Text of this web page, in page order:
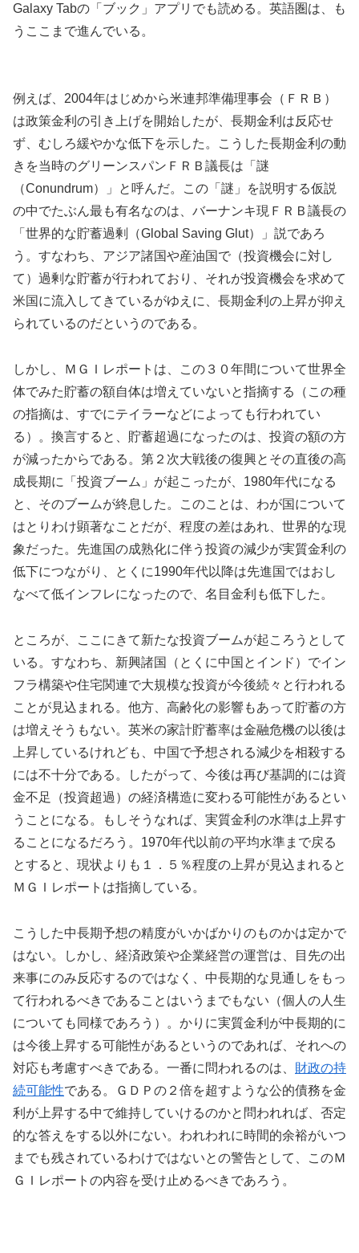
Galaxy Tabの「ブック」アプリでも読める。英語圏は、も
うここまで進んでいる。
例えば、2004年はじめから米連邦準備理事会（ＦＲＢ）
は政策金利の引き上げを開始したが、長期金利は反応せ
ず、むしろ緩やかな低下を示した。こうした長期金利の動
きを当時のグリーンスパンＦＲＢ議長は「謎
（Conundrum）」と呼んだ。この「謎」を説明する仮説
の中でたぶん最も有名なのは、バーナンキ現ＦＲＢ議長の
「世界的な貯蓄過剰（Global Saving Glut）」説であろ
う。すなわち、アジア諸国や産油国で（投資機会に対し
て）過剰な貯蓄が行われており、それが投資機会を求めて
米国に流入してきているがゆえに、長期金利の上昇が抑え
られているのだというのである。
しかし、ＭＧＩレポートは、この３０年間について世界全
体でみた貯蓄の額自体は増えていないと指摘する（この種
の指摘は、すでにテイラーなどによっても行われてい
る）。換言すると、貯蓄超過になったのは、投資の額の方
が減ったからである。第２次大戦後の復興とその直後の高
成長期に「投資ブーム」が起こったが、1980年代になる
と、そのブームが終息した。このことは、わが国について
はとりわけ顕著なことだが、程度の差はあれ、世界的な現
象だった。先進国の成熟化に伴う投資の減少が実質金利の
低下につながり、とくに1990年代以降は先進国ではおし
なべて低インフレになったので、名目金利も低下した。
ところが、ここにきて新たな投資ブームが起ころうとして
いる。すなわち、新興諸国（とくに中国とインド）でイン
フラ構築や住宅関連で大規模な投資が今後続々と行われる
ことが見込まれる。他方、高齢化の影響もあって貯蓄の方
は増えそうもない。英米の家計貯蓄率は金融危機の以後は
上昇しているけれども、中国で予想される減少を相殺する
には不十分である。したがって、今後は再び基調的には資
金不足（投資超過）の経済構造に変わる可能性があるとい
うことになる。もしそうなれば、実質金利の水準は上昇す
ることになるだろう。1970年代以前の平均水準まで戻る
とすると、現状よりも１．５％程度の上昇が見込まれると
ＭＧＩレポートは指摘している。
こうした中長期予想の精度がいかばかりのものかは定かで
はない。しかし、経済政策や企業経営の運営は、目先の出
来事にのみ反応するのではなく、中長期的な見通しをもっ
て行われるべきであることはいうまでもない（個人の人生
についても同様であろう）。かりに実質金利が中長期的に
は今後上昇する可能性があるというのであれば、それへの
対応も考慮すべきである。一番に問われるのは、 財政の持
続可能性である。ＧＤＰの２倍を超すような公的債務を金
利が上昇する中で維持していけるのかと問われれば、否定
的な答えをする以外にない。われわれに時間的余裕がいつ
までも残されているわけではないとの警告として、このＭ
ＧＩレポートの内容を受け止めるべきであろう。